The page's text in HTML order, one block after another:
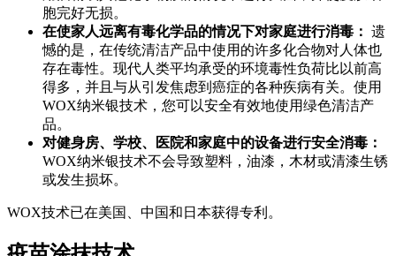
胞完好无损。
在使家人远离有毒化学品的情况下对家庭进行消毒： 遗
憾的是，在传统清洁产品中使用的许多化合物对人体也
存在毒性。现代人类平均承受的环境毒性负荷比以前高
得多，并且与从引发焦虑到癌症的各种疾病有关。使用
WOX纳米银技术，您可以安全有效地使用绿色清洁产
品。
对健身房、学校、医院和家庭中的设备进行安全消毒：
WOX纳米银技术不会导致塑料，油漆，木材或清漆生锈
或发生损坏。
WOX技术已在美国、中国和日本获得专利。